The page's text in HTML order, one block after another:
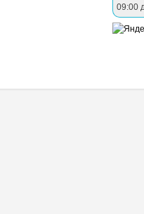
09:00